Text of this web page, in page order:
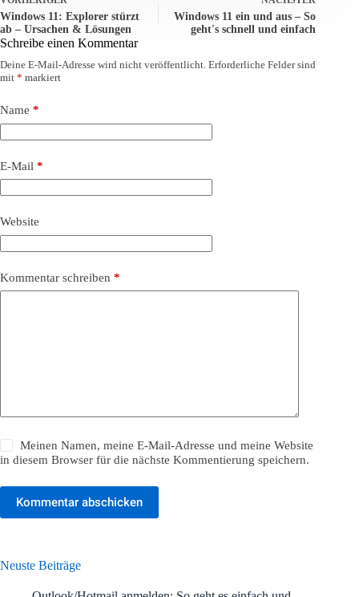
Windows 11: Explorer stürzt
ab – Ursachen & Lösungen
Windows 11 ein und aus – So
geht's schnell und einfach
Schreibe einen Kommentar
Deine E-Mail-Adresse wird nicht veröffentlicht. Erforderliche Felder sind
mit * markiert
Name *
E-Mail *
Website
Kommentar schreiben *
Meinen Namen, meine E-Mail-Adresse und meine Website
in diesem Browser für die nächste Kommentierung speichern.
Kommentar abschicken
Neuste Beiträge